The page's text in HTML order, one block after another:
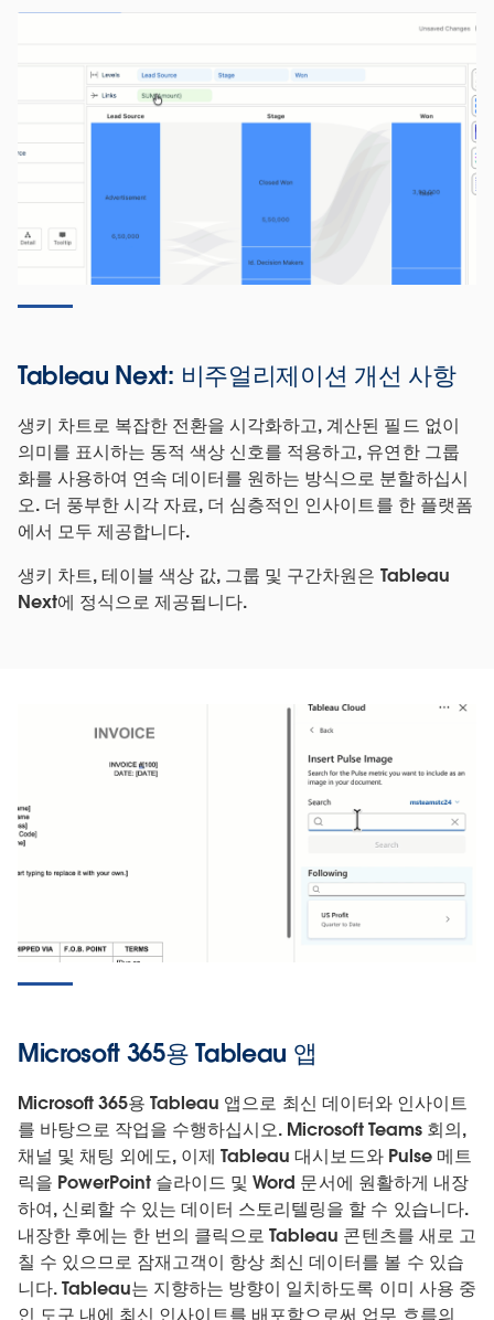
Tableau Next: 비주얼리제이션 개선 사항
생키 차트로 복잡한 전환을 시각화하고, 계산된 필드 없이
의미를 표시하는 동적 색상 신호를 적용하고, 유연한 그룹
화를 사용하여 연속 데이터를 원하는 방식으로 분할하십시
오. 더 풍부한 시각 자료, 더 심층적인 인사이트를 한 플랫폼
에서 모두 제공합니다.
생키 차트, 테이블 색상 값, 그룹 및 구간차원은 Tableau
Next에 정식으로 제공됩니다.
Microsoft 365용 Tableau 앱
Microsoft 365용 Tableau 앱으로 최신 데이터와 인사이트
를 바탕으로 작업을 수행하십시오. Microsoft Teams 회의,
채널 및 채팅 외에도, 이제 Tableau 대시보드와 Pulse 메트
릭을 PowerPoint 슬라이드 및 Word 문서에 원활하게 내장
하여, 신뢰할 수 있는 데이터 스토리텔링을 할 수 있습니다.
내장한 후에는 한 번의 클릭으로 Tableau 콘텐츠를 새로 고
칠 수 있으므로 잠재고객이 항상 최신 데이터를 볼 수 있습
니다. Tableau는 지향하는 방향이 일치하도록 이미 사용 중